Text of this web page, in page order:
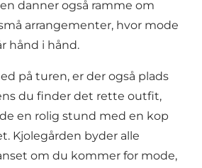
danner også ramme om
arrangementer, hvor mode
hånd i hånd.
på turen, er der også plads
du finder det rette outfit,
en rolig stund med en kop
Kjolegården byder alle
om du kommer for mode,